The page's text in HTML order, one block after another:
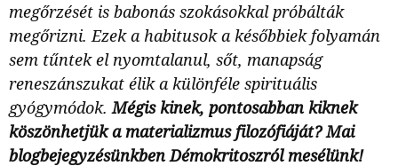
megőrzését is babonás szokásokkal próbálták
megőrizni. Ezek a habitusok a későbbiek folyamán
sem tűntek el nyomtalanul, sőt, manapság
reneszánszukat élik a különféle spirituális
gyógymódok.Mégis kinek, pontosabban kiknek
köszönhetjük a materializmus filozófiáját? Mai
blogbejegyzésünkben Démokritoszról mesélünk!